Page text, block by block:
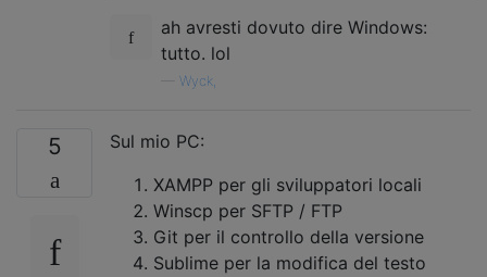
ah avresti dovuto dire Windows:
tutto. lol
Wyck,
5
Sul mio PC:
XAMPP per gli sviluppatori locali
Winscp per SFTP / FTP
Git per il controllo della versione
Sublime per la modifica del testo